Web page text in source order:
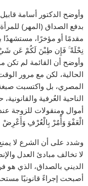
وأوضح الدكتور أسامة
بدفع الصداق (المهر)
مقدمًا أو مؤخرًا، مستشهدًا
نِحْلَةً ۚ فَإِن طِبْنَ لَكُمْ عَن شَيْءٍ
وأوضح أن القائمة لم تكن
الحالية، لكن مع مرور
المصري، بل واكتسبت صبغة
الناحية العُرفية
أموال ومنقولات للزوجة
الْعَفْوَ وَأْمُرْ بِالْعُرْفِ وَأَعْرِضْ عَنِ
وشدد على أن الشرع لا
لا تخالف مبادئ العدل
الديني بالصداق، الذي
أصبحت إجراءً قانونيًا